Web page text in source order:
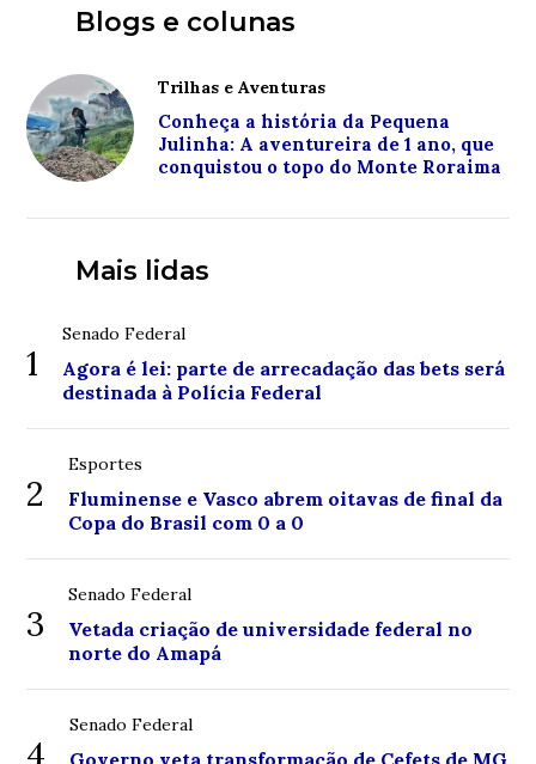
Blogs e colunas
Trilhas e Aventuras
Conheça a história da Pequena
Julinha: A aventureira de 1 ano, que
conquistou o topo do Monte Roraima
Mais lidas
1
Senado Federal
Agora é lei: parte de arrecadação das bets será
destinada à Polícia Federal
2
Esportes
Fluminense e Vasco abrem oitavas de final da
Copa do Brasil com 0 a 0
3
Senado Federal
Vetada criação de universidade federal no
norte do Amapá
4
Senado Federal